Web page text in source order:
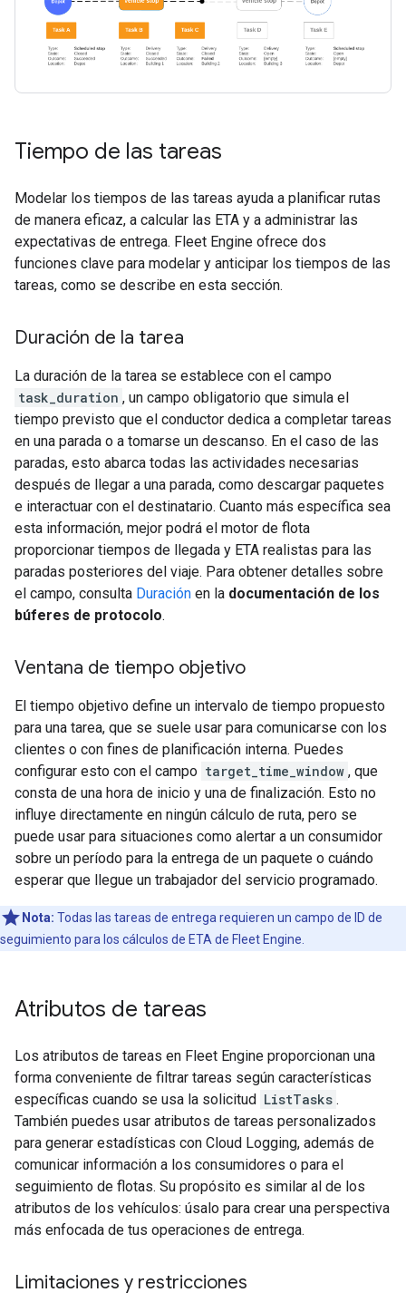
Tiempo de las tareas
Modelar los tiempos de las tareas ayuda a planificar rutas
de manera eficaz, a calcular las ETA y a administrar las
expectativas de entrega. Fleet Engine ofrece dos
funciones clave para modelar y anticipar los tiempos de las
tareas, como se describe en esta sección.
Duración de la tarea
La duración de la tarea se establece con el campo
task_duration , un campo obligatorio que simula el
tiempo previsto que el conductor dedica a completar tareas
en una parada o a tomarse un descanso. En el caso de las
paradas, esto abarca todas las actividades necesarias
después de llegar a una parada, como descargar paquetes
e interactuar con el destinatario. Cuanto más específica sea
esta información, mejor podrá el motor de flota
proporcionar tiempos de llegada y ETA realistas para las
paradas posteriores del viaje. Para obtener detalles sobre
el campo, consulta Duración en la documentación de los
búferes de protocolo.
Ventana de tiempo objetivo
El tiempo objetivo define un intervalo de tiempo propuesto
para una tarea, que se suele usar para comunicarse con los
clientes o con fines de planificación interna. Puedes
configurar esto con el campo target_time_window , que
consta de una hora de inicio y una de finalización. Esto no
influye directamente en ningún cálculo de ruta, pero se
puede usar para situaciones como alertar a un consumidor
sobre un período para la entrega de un paquete o cuándo
esperar que llegue un trabajador del servicio programado.
Nota: Todas las tareas de entrega requieren un campo de ID de
seguimiento para los cálculos de ETA de Fleet Engine.
Atributos de tareas
Los atributos de tareas en Fleet Engine proporcionan una
forma conveniente de filtrar tareas según características
específicas cuando se usa la solicitud ListTasks .
También puedes usar atributos de tareas personalizados
para generar estadísticas con Cloud Logging, además de
comunicar información a los consumidores o para el
seguimiento de flotas. Su propósito es similar al de los
atributos de los vehículos: úsalo para crear una perspectiva
más enfocada de tus operaciones de entrega.
Limitaciones y restricciones